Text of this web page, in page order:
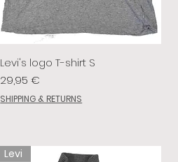
Levi's logo T-shirt S
Prix
29,95 €
SHIPPING & RETURNS
Levi